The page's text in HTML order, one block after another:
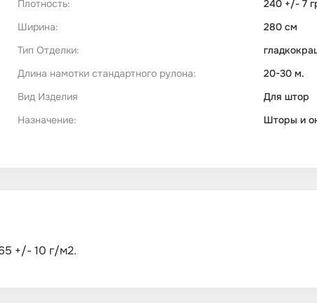
Плотность:
240 +/- 7
Ширина:
280 см
Тип Отделки:
Длина намотки стандартного рулона:
20-30 м.
Вид Изделия
Для штор
Назначение:
Шторы и
+/- 10 г/м2.